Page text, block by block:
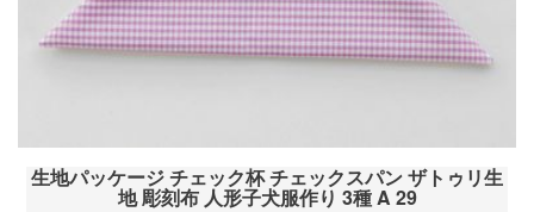
生地パッケージ チェック杯 チェックスパン ザトゥリ生
地 彫刻布 人形子犬服作り 3種 A 29